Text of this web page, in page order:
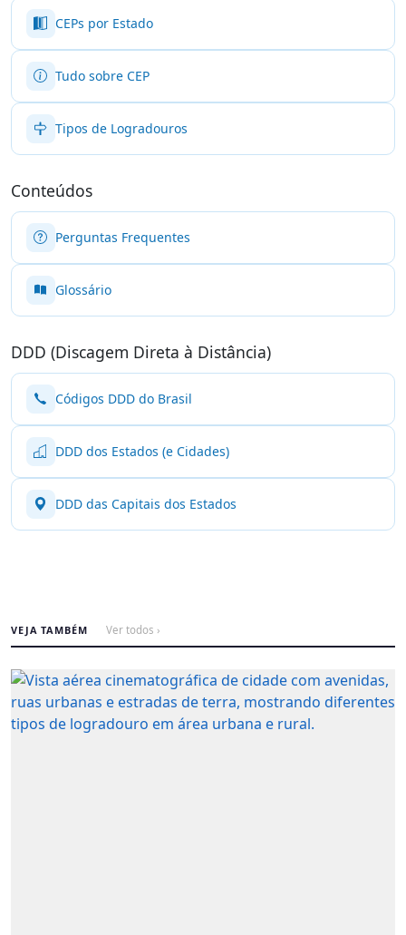
CEPs por Estado
Tudo sobre CEP
Tipos de Logradouros
Conteúdos
Perguntas Frequentes
Glossário
DDD (Discagem Direta à Distância)
Códigos DDD do Brasil
DDD dos Estados (e Cidades)
DDD das Capitais dos Estados
VEJA TAMBÉM Ver todos ›